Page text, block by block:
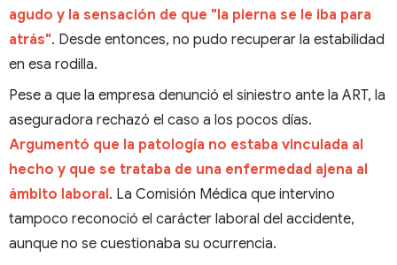
agudo y la sensación de que "la pierna se le iba para
atrás". Desde entonces, no pudo recuperar la estabilidad
en esa rodilla.
Pese a que la empresa denunció el siniestro ante la ART, la
aseguradora rechazó el caso a los pocos días.
Argumentó que la patología no estaba vinculada al
hecho y que se trataba de una enfermedad ajena al
ámbito laboral. La Comisión Médica que intervino
tampoco reconoció el carácter laboral del accidente,
aunque no se cuestionaba su ocurrencia.